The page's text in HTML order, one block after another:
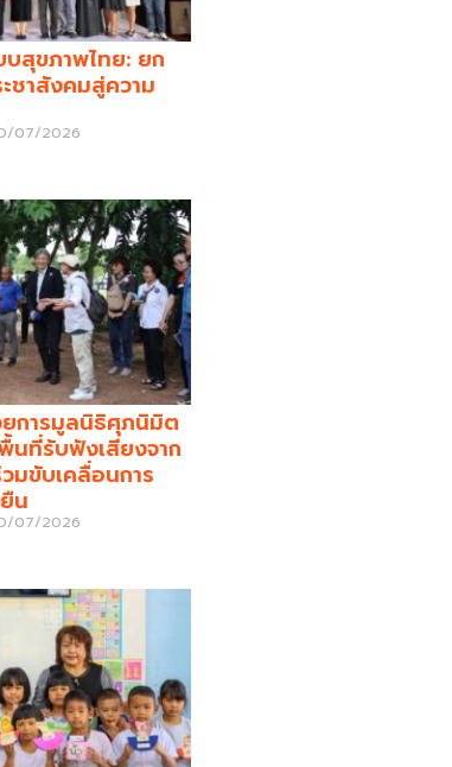
สุขภาพไทย: ยก
ชาสังคมสู่ความ
07/2026
การมูลนิธิศุภนิมิต
นที่รับฟังเสียงจาก
มขับเคลื่อนการ
น
07/2026